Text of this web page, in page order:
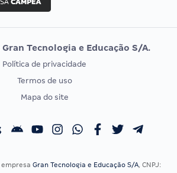
Vunesp
EXAME DE ORDEM
Calendário OAB
Tecnologia e Educação S/A.
Política de privacidade
Termos de uso
Mapa do site
Gran Tecnologia e Educação S/A, CNPJ: